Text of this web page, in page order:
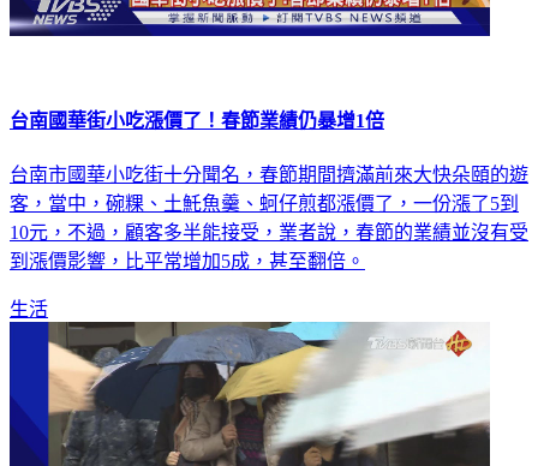
台南國華街小吃漲價了！春節業績仍暴增1倍
台南市國華小吃街十分聞名，春節期間擠滿前來大快朵頤的遊
客，當中，碗粿、土魠魚羹、蚵仔煎都漲價了，一份漲了5到
10元，不過，顧客多半能接受，業者說，春節的業績並沒有受
到漲價影響，比平常增加5成，甚至翻倍。
生活